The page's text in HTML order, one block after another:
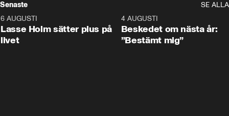
Senaste
SE ALLA
6 AUGUSTI
Lasse Holm sätter plus på
livet
4 AUGUSTI
Beskedet om nästa år:
”Bestämt mig”